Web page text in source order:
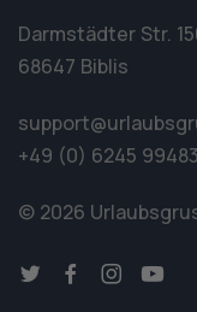
Darmstädter Str.
68647 Biblis
+49 (0) 6245
© 2026